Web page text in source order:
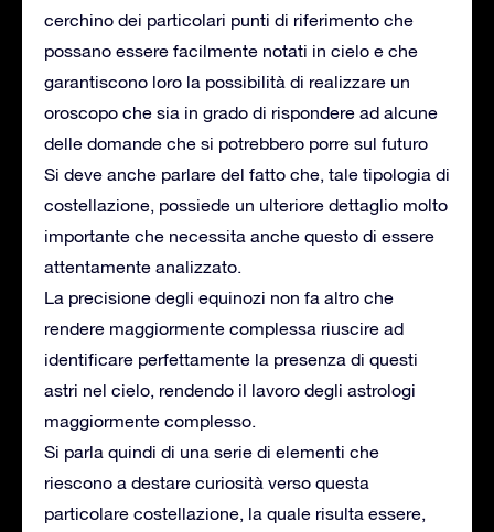
cerchino dei particolari punti di riferimento che
possano essere facilmente notati in cielo e che
garantiscono loro la possibilità di realizzare un
oroscopo che sia in grado di rispondere ad alcune
delle domande che si potrebbero porre sul futuro
Si deve anche parlare del fatto che, tale tipologia di
costellazione, possiede un ulteriore dettaglio molto
importante che necessita anche questo di essere
attentamente analizzato.
La precisione degli equinozi non fa altro che
rendere maggiormente complessa riuscire ad
identificare perfettamente la presenza di questi
astri nel cielo, rendendo il lavoro degli astrologi
maggiormente complesso.
Si parla quindi di una serie di elementi che
riescono a destare curiosità verso questa
particolare costellazione, la quale risulta essere,